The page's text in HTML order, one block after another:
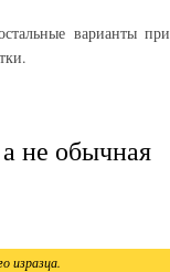
варианты
не обычная
изразца.